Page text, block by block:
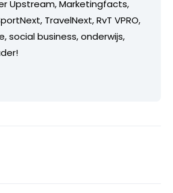
Upstream, Marketingfacts,
TravelNext, RvT VPRO,
social business, onderwijs,